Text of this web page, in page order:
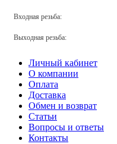
Входная резьба:
Выходная резьба:
Личный кабинет
О компании
Оплата
Доставка
Обмен и возврат
Статьи
Вопросы и ответы
Контакты